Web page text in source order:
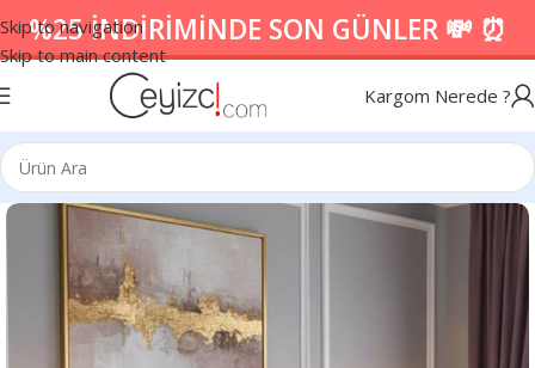
Skip to navigation
Skip to main content
%25 İNDİRİMİNDE SON GÜNLER 💸 ⏰
Kargom Nerede ?